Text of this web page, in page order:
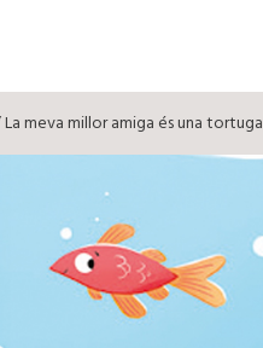
meva millor amiga és una tortuga